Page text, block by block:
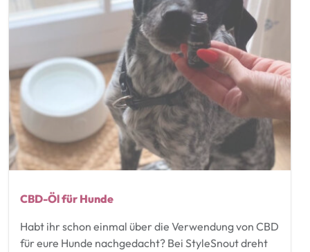
CBD-Öl für Hunde
Habt ihr schon einmal über die Verwendung von CBD
für eure Hunde nachgedacht? Bei StyleSnout dreht